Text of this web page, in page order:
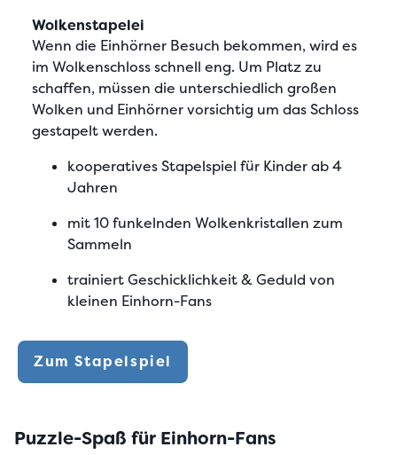
Wolkenstapelei
Wenn die Einhörner Besuch bekommen, wird es
im Wolkenschloss schnell eng. Um Platz zu
schaffen, müssen die unterschiedlich großen
Wolken und Einhörner vorsichtig um das Schloss
gestapelt werden.
kooperatives Stapelspiel für Kinder ab 4
Jahren
mit 10 funkelnden Wolkenkristallen zum
Sammeln
trainiert Geschicklichkeit & Geduld von
kleinen Einhorn-Fans
Zum Stapelspiel
Puzzle-Spaß für Einhorn-Fans